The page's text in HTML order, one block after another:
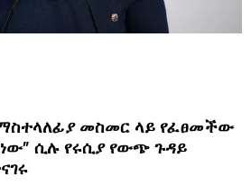
ማስተላለፊያ መስመር ላይ የፈፀመችው
ሲሉ የሩሲያ የውጭ ጉዳይ